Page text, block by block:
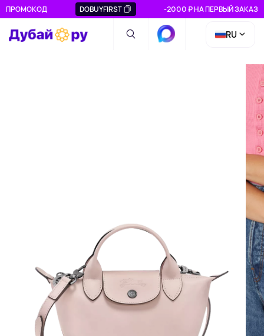
ПРОМОКОД DOBUYFIRST -2000 ₽ НА ПЕРВЫЙ ЗАКАЗ
RU